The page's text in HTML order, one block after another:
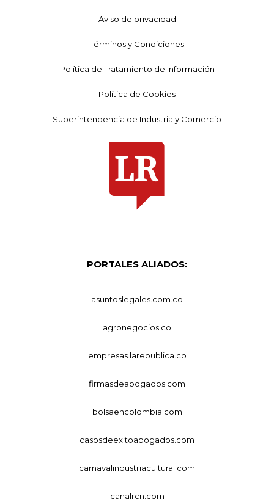
Aviso de privacidad
Términos y Condiciones
Política de Tratamiento de Información
Política de Cookies
Superintendencia de Industria y Comercio
PORTALES ALIADOS:
asuntoslegales.com.co
agronegocios.co
empresas.larepublica.co
firmasdeabogados.com
bolsaencolombia.com
casosdeexitoabogados.com
carnavalindustriacultural.com
canalrcn.com